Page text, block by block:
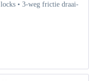
• 3-weg frictie draai-